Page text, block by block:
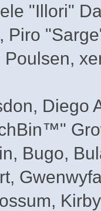
"Illori"
Piro
Diego
Bugo,